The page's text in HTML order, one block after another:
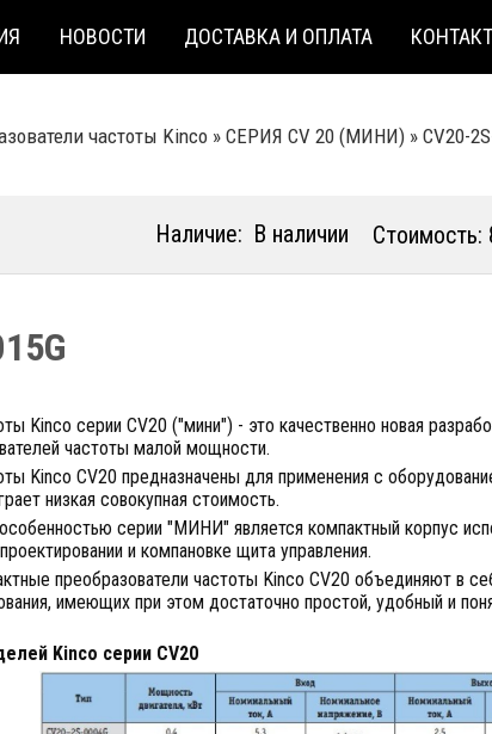
НОВОСТИ ДОСТАВКА И ОПЛАТА
частоты Kinco » СЕРИЯ CV 20 (МИНИ) » CV20-
Наличие: В наличии Стоимость:
Kinco серии CV20 ("мини") - это качественно новая
частоты малой мощности.
Kinco СV20 предназначены для применения с
низкая совокупная стоимость.
серии "МИНИ" является компактный корпус
и компановке щита управления.
преобразователи частоты Kinco СV20 объединяют в
имеющих при этом достаточно простой, удобный и
Kinco серии CV20